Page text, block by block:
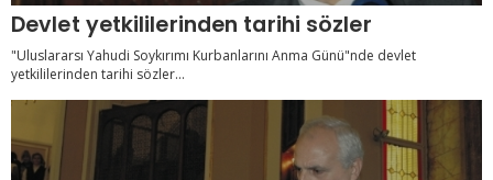
Devlet yetkililerinden tarihi sözler
"Uluslararsı Yahudi Soykırımı Kurbanlarını Anma Günü"nde devlet
yetkililerinden tarihi sözler...